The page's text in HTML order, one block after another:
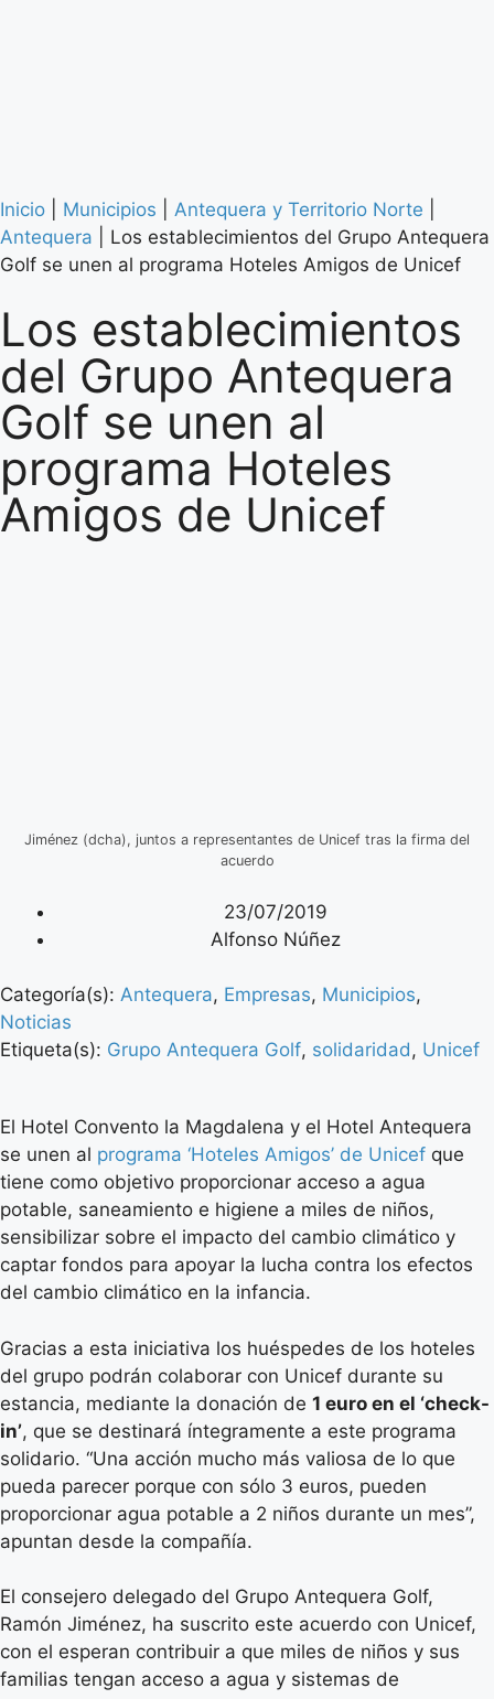
Inicio Municipios Antequera y Territorio Norte
Antequera
Los establecimientos del Grupo Antequera
Golf se unen al programa Hoteles Amigos de Unicef
Los establecimientos
del Grupo Antequera
Golf se unen al
programa Hoteles
Amigos de Unicef
Jiménez (dcha), juntos a representantes de Unicef tras la firma del
acuerdo
23/07/2019
Alfonso Núñez
Categoría(s): Antequera, Empresas, Municipios,
Noticias
Etiqueta(s): Grupo Antequera Golf, solidaridad, Unicef
El Hotel Convento la Magdalena y el Hotel Antequera
se unen al programa ‘Hoteles Amigos’ de Unicef que
tiene como objetivo proporcionar acceso a agua
potable, saneamiento e higiene a miles de niños,
sensibilizar sobre el impacto del cambio climático y
captar fondos para apoyar la lucha contra los efectos
del cambio climático en la infancia.
Gracias a esta iniciativa los huéspedes de los hoteles
del grupo podrán colaborar con Unicef durante su
estancia, mediante la donación de 1 euro en el ‘check-
in’, que se destinará íntegramente a este programa
solidario. “Una acción mucho más valiosa de lo que
pueda parecer porque con sólo 3 euros, pueden
proporcionar agua potable a 2 niños durante un mes”,
apuntan desde la compañía.
El consejero delegado del Grupo Antequera Golf,
Ramón Jiménez, ha suscrito este acuerdo con Unicef,
con el esperan contribuir a que miles de niños y sus
familias tengan acceso a agua y sistemas de